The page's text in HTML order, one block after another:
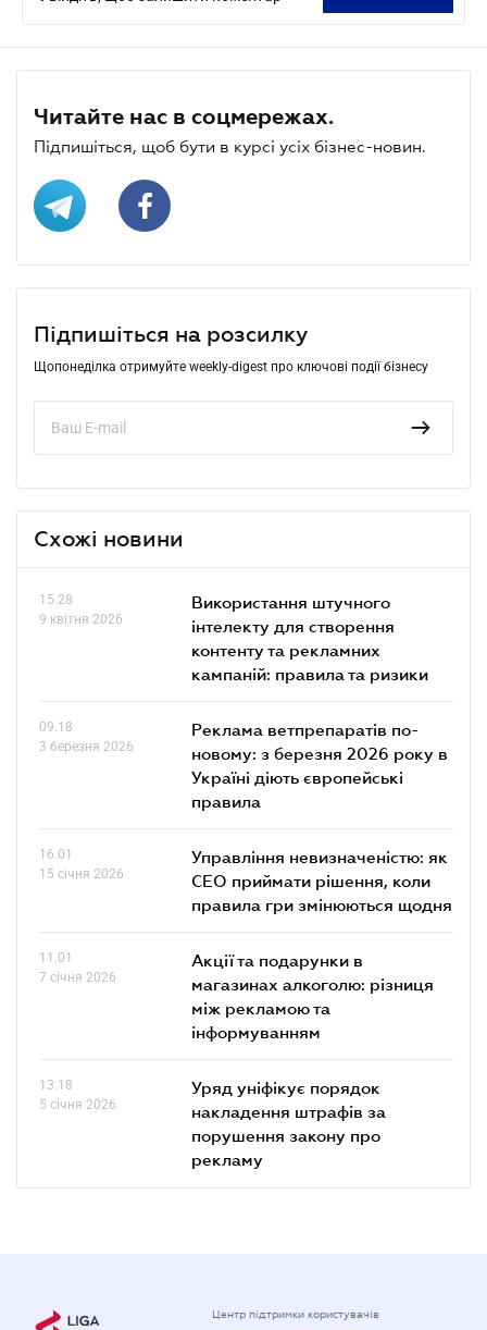
Читайте нас в соцмережах.
Підпишіться, щоб бути в курсі усіх бізнес-новин.
Підпишіться на розсилку
Щопонеділка отримуйте weekly-digest про ключові події бізнесу
Схожі новини
15.28
9 квітня 2026
Використання штучного
інтелекту для створення
контенту та рекламних
кампаній: правила та ризики
09.18
3 березня 2026
Реклама ветпрепаратів по-
новому: з березня 2026 року в
Україні діють європейські
правила
16.01
15 січня 2026
Управління невизначеністю: як
СЕО приймати рішення, коли
правила гри змінюються щодня
11.01
7 січня 2026
Акції та подарунки в
магазинах алкоголю: різниця
між рекламою та
інформуванням
13.18
5 січня 2026
Уряд уніфікує порядок
накладення штрафів за
порушення закону про
рекламу
Центр підтримки користувачів